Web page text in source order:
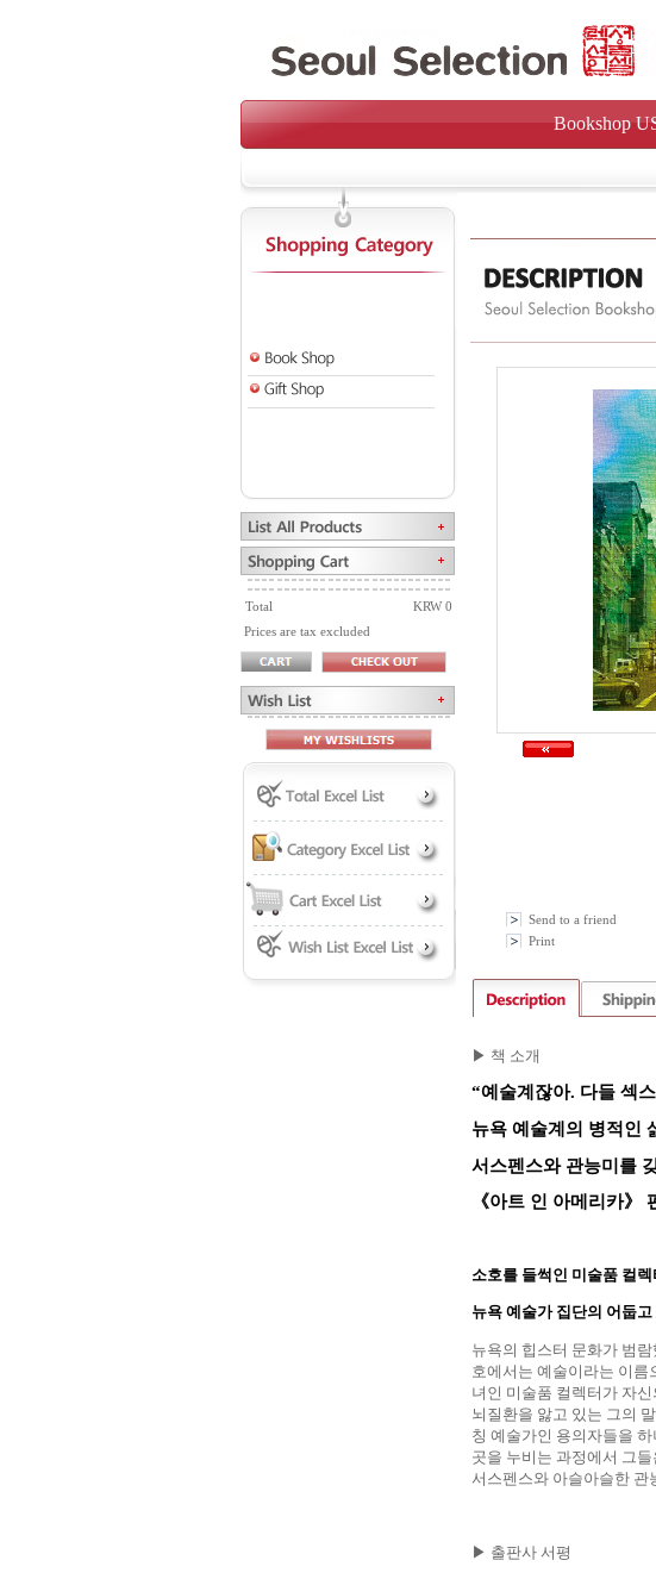
Bookshop
Total
KRW 0
Prices are tax excluded
Send to a friend
Print
▶ 책 소개
“예술계잖아. 다들 섹
뉴욕 예술계의 병적인
서스펜스와 관능미를
《아트 인 아메리카》
소호를 들썩인 미술품 컬렉
뉴욕 예술가 집단의 어둡
뉴욕의 힙스터 문화가 범람
호에서는 예술이라는 이름
녀인 미술품 컬렉터가 자
뇌질환을 앓고 있는 그의
칭 예술가인 용의자들을
곳을 누비는 과정에서 그
서스펜스와 아슬아슬한 관
▶ 출판사 서평